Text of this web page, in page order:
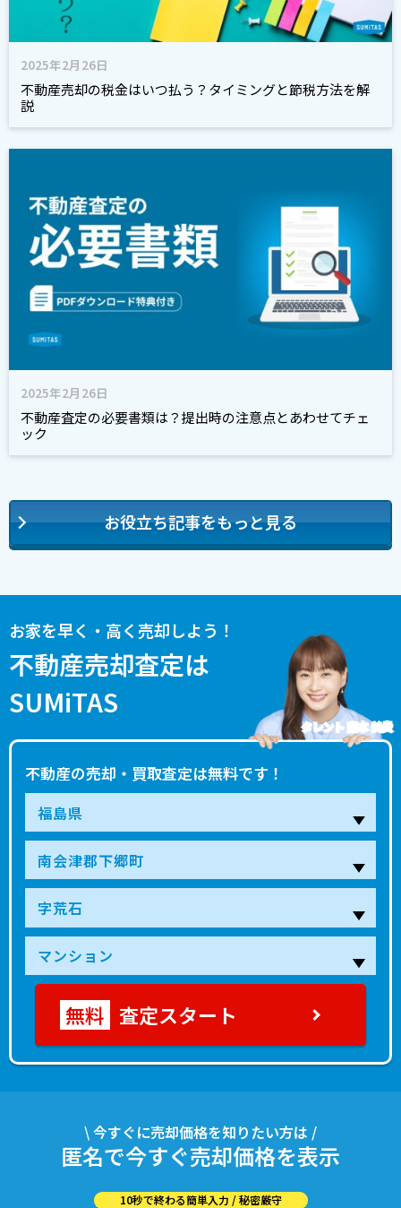
2025年2月26日
不動産売却の税金はいつ払う？タイミングと節税方法を解
説
2025年2月26日
不動産査定の必要書類は？提出時の注意点とあわせてチェ
ック
お役立ち記事をもっと見る
お家を早く・高く売却しよう！
不動産売却査定は
SUMiTAS
不動産の売却・買取査定は無料です！
タレント 藤本 美貴
査定スタート
\ 今すぐに売却価格を知りたい方は /
匿名で今すぐ売却価格を表示
10秒で終わる簡単入力 / 秘密厳守